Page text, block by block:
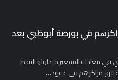
في بورصة أبوظبي بعد
معادلة التسعير متداولو النفط
مراكزهم في عقود…